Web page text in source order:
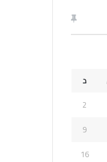
د
2
9
16